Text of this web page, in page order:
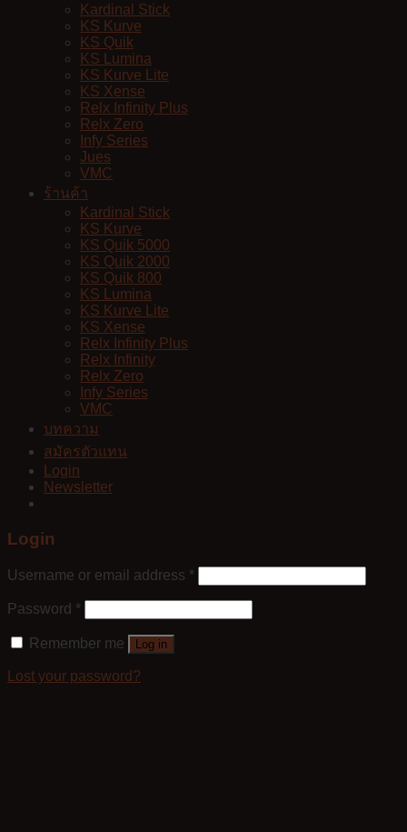
Kardinal Stick
KS Kurve
KS Quik
KS Lumina
KS Kurve Lite
KS Xense
Relx Infinity Plus
Relx Zero
Infy Series
Jues
VMC
ร้านค้า
Kardinal Stick
KS Kurve
KS Quik 5000
KS Quik 2000
KS Quik 800
KS Lumina
KS Kurve Lite
KS Xense
Relx Infinity Plus
Relx Infinity
Relx Zero
Infy Series
VMC
บทความ
สมัครตัวแทน
Login
Newsletter
Login
Username or email address *
Password *
Remember me Log in
Lost your password?